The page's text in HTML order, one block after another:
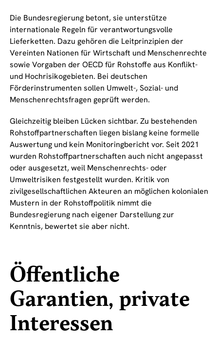
Die Bundesregierung betont, sie unterstütze
internationale Regeln für verantwortungsvolle
Lieferketten. Dazu gehören die Leitprinzipien der
Vereinten Nationen für Wirtschaft und Menschenrechte
sowie Vorgaben der OECD für Rohstoffe aus Konflikt-
und Hochrisikogebieten. Bei deutschen
Förderinstrumenten sollen Umwelt-, Sozial- und
Menschenrechtsfragen geprüft werden.
Gleichzeitig bleiben Lücken sichtbar. Zu bestehenden
Rohstoffpartnerschaften liegen bislang keine formelle
Auswertung und kein Monitoringbericht vor. Seit 2021
wurden Rohstoffpartnerschaften auch nicht angepasst
oder ausgesetzt, weil Menschenrechts- oder
Umweltrisiken festgestellt wurden. Kritik von
zivilgesellschaftlichen Akteuren an möglichen kolonialen
Mustern in der Rohstoffpolitik nimmt die
Bundesregierung nach eigener Darstellung zur
Kenntnis, bewertet sie aber nicht.
Öffentliche
Garantien, private
Interessen